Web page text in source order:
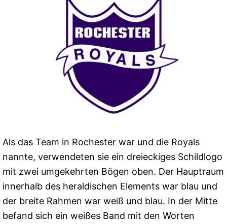
Als das Team in Rochester war und die Royals
nannte, verwendeten sie ein dreieckiges Schildlogo
mit zwei umgekehrten Bögen oben. Der Hauptraum
innerhalb des heraldischen Elements war blau und
der breite Rahmen war weiß und blau. In der Mitte
befand sich ein weißes Band mit den Worten